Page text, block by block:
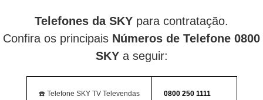
Telefones da SKY para contratação.
Confira os principais Números de Telefone 0800
SKYa seguir:
☎️ Telefone SKY TV Televendas 0800 250 1111